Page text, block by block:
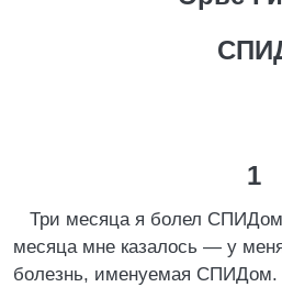
1
Три месяца я болел
месяца мне казалось — у
болезнь, именуемая СПИДом.